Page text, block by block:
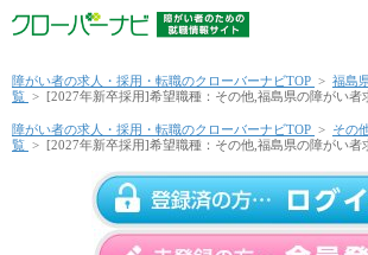
障がい者の求人・採用・転職のクローバーナビTOP > 福島
覧 > [2027年新卒採用]希望職種：その他,福島県の障がい者
障がい者の求人・採用・転職のクローバーナビTOP > その
覧 > [2027年新卒採用]希望職種：その他,福島県の障がい者